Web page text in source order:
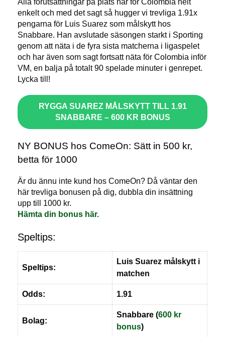
Alla förutsättningar på plats här för Colombia helt
enkelt och med det sagt så hugger vi trevliga 1.91x
pengarna för Luis Suarez som målskytt hos
Snabbare. Han avslutade säsongen starkt i Sporting
genom att näta i de fyra sista matcherna i ligaspelet
och har även som sagt fortsatt näta för Colombia inför
VM, en balja på totalt 90 spelade minuter i genrepet.
Lycka till!
RYGGA SUAREZ MÅLSKYTT TILL 1.91
SNABBARE – 600 KR BONUS
NY BONUS hos ComeOn: Sätt in 500 kr,
betta för 1000
Är du ännu inte kund hos ComeOn? Då väntar den
här trevliga bonusen på dig, dubbla din insättning
upp till 1000 kr.
Hämta din bonus här.
Speltips:
Speltips:
Luis Suarez målskytt i
matchen
Odds: 1.91
Bolag:
Snabbare (600 kr
bonus)